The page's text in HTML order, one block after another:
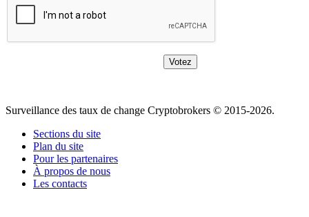
Surveillance des taux de change Cryptobrokers © 2015-2026.
Sections du site
Plan du site
Pour les partenaires
À propos de nous
Les contacts